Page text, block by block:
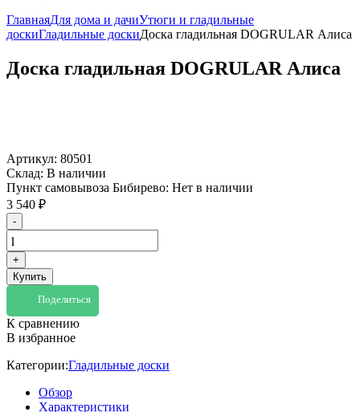
ГлавнаяДля дома и дачиУтюги и гладильные
доскиГладильные доскиДоска гладильная DOGRULAR Алиса
Доска гладильная DOGRULAR Алиса
Артикул: 80501
Склад: В наличии
Пункт самовывоза Бибирево: Нет в наличии
3 540 ₽
-
+
Купить
Поделиться
К сравнению
В избранное
Категории:Гладильные доски
Обзор
Характеристики